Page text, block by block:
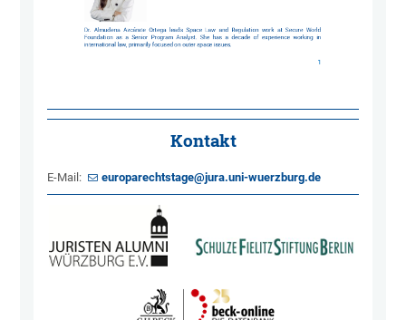
Kontakt
E-Mail: europarechtstage@jura.uni-wuerzburg.de